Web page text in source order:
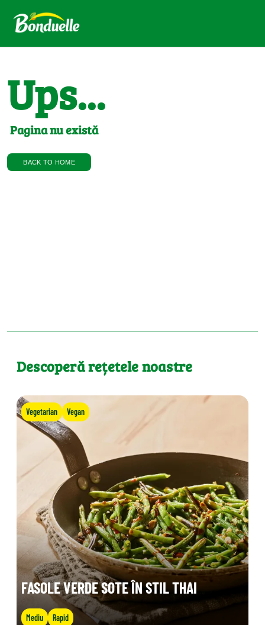
Ups...
Pagina nu există
BACK TO HOME
Descoperă rețetele noastre
Vegetarian Vegan
FASOLE VERDE SOTE ÎN STIL THAI
Mediu Rapid